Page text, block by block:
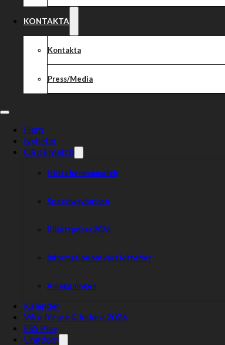
KONTAKTA
Kontakta
Press/Media
Hem
Nyheter
Gå på match
Nästa hemmamatch
Speedwaybussen
Biljettpriser 2026
Information om våra lotterier
Anläggningen
Kalender
Våra förare & ledare 2026
ESS Play
Ungdom